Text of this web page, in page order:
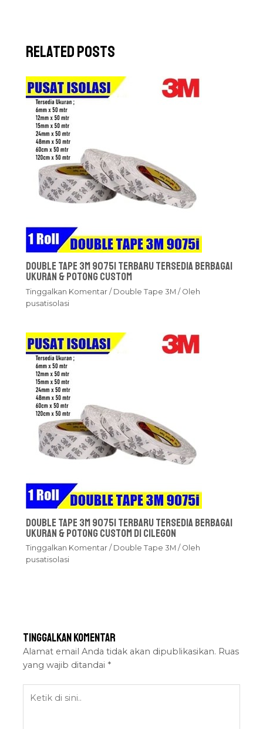
Related Posts
Double Tape 3M 9075i Terbaru Tersedia Berbagai
Ukuran & Potong Custom
Tinggalkan Komentar / Double Tape 3M / Oleh
pusatisolasi
Double Tape 3M 9075i Terbaru Tersedia Berbagai
Ukuran & Potong Custom Di Cilegon
Tinggalkan Komentar / Double Tape 3M / Oleh
pusatisolasi
Tinggalkan Komentar
Alamat email Anda tidak akan dipublikasikan. Ruas
yang wajib ditandai *